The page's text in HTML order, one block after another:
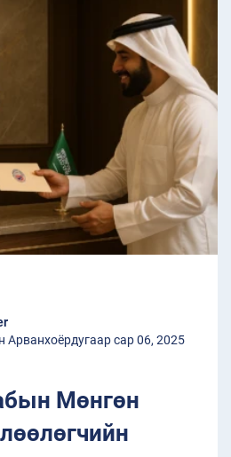
Арванхоёрдугаар сар 06, 2025
Мөнгөн